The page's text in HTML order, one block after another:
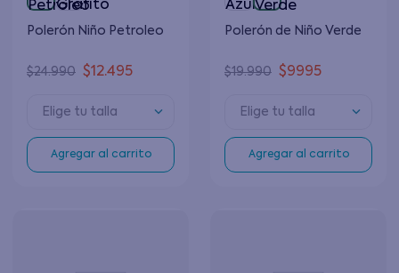
Polerón Niño Petroleo
$24.990 $12.495
Elige tu talla
Agregar al carrito
Polerón de Niño Verde
$19.990 $9995
Elige tu talla
Agregar al carrito